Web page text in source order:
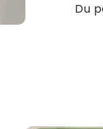
Du